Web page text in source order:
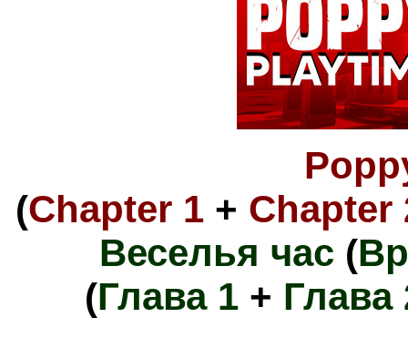
(Chapter 1+ Chapter
Веселья час (
(Глава 1+ Глава